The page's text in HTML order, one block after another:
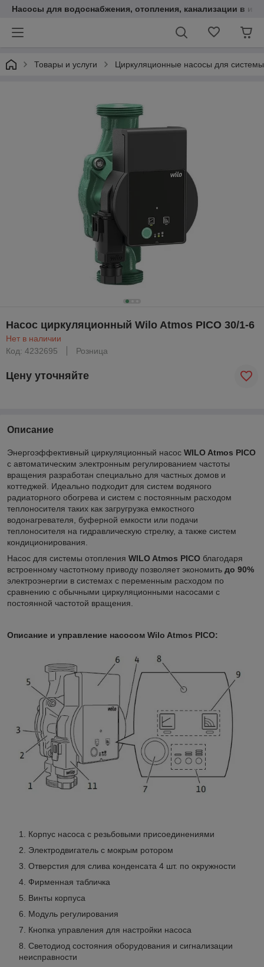
Насосы для водоснабжения, отопления, канализации в
Товары и услуги Циркуляционные насосы для
Насос циркуляционный Wilo Atmos PICO 30/1-6
Нет в наличии
Код: 4232695
Розница
Цену уточняйте
Описание
Энергоэффективный циркуляционный насос WILO Atmos PICO
с автоматическим электронным регулированием частоты
вращения разработан специально для частных домов и
коттеджей. Идеально подходит для систем водяного
радиаторного обогрева и систем с постоянным расходом
теплоносителя таких как загругрузка емкостного
водонагревателя, буферной емкости или подачи
теплоносителя на гидравлическую стрелку, а также систем
кондиционирования.
Насос для системы отопления WILO Atmos PICO благодаря
встроенному частотному приводу позволяет экономить до 90%
электроэнергии в системах с переменным расходом по
сравнению с обычными циркуляционными насосами с
постоянной частотой вращения.
Описание и управление насосом Wilo Atmos PICO:
Корпус насоса с резьбовыми присоединениями
Электродвигатель с мокрым ротором
Отверстия для слива конденсата 4 шт. по окружности
Фирменная табличка
Винты корпуса
Модуль регулирования
Кнопка управления для настройки насоса
Светодиод состояния оборудования и сигнализации
неисправности